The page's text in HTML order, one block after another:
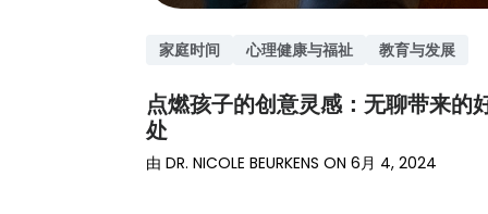
家庭时间 心理健康与福祉 教育与发展
点燃孩子的创意灵感：无聊带来的
处
由DR. NICOLE BEURKENS ON6月 4, 2024